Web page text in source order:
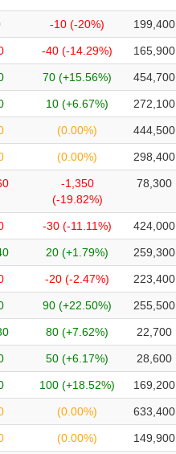
-10 (-20%) 199,400
-40 (-14.29%) 165,900
70 (+15.56%) 454,700
10 (+6.67%) 272,100
(0.00%) 444,500
(0.00%) 298,400
-1,350
(-19.82%)
78,300
-30 (-11.11%) 424,000
20 (+1.79%) 259,300
-20 (-2.47%) 223,400
90 (+22.50%) 255,500
80 (+7.62%) 22,700
50 (+6.17%) 28,600
100 (+18.52%) 169,200
(0.00%) 633,400
(0.00%) 149,900